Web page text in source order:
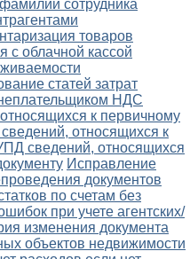
сотрудника
товаров
с облачной кассой
статей затрат
НДС
к первичному
относящихся к
сведений, относящихся
Исправление
документов
по счетам без
при учете агентских/
изменения документа
объектов недвижимости